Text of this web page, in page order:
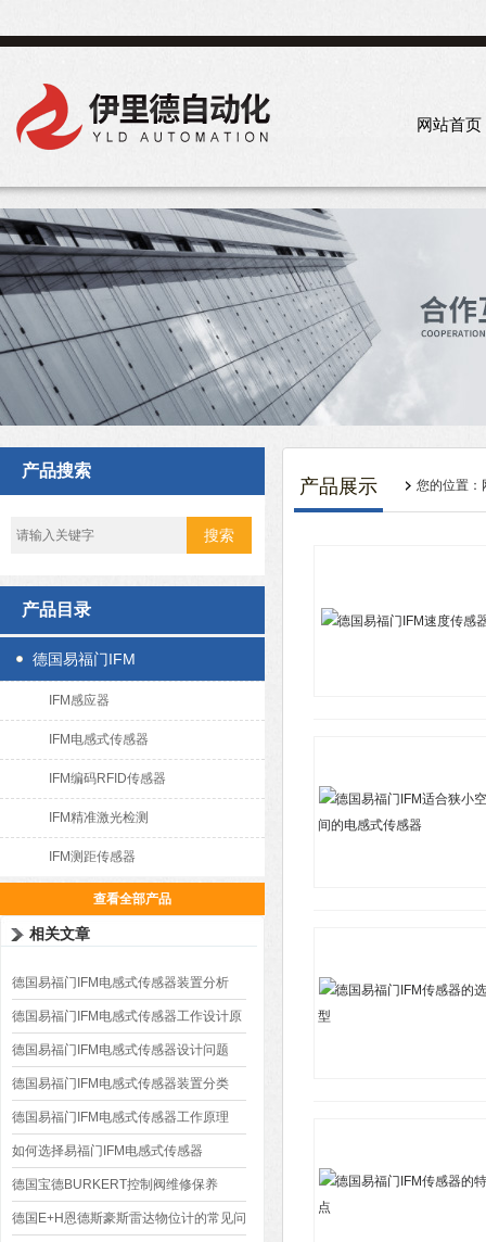
网站首页
产品搜索
产品目录
德国易福门IFM
IFM感应器
IFM电感式传感器
IFM编码RFID传感器
IFM精准激光检测
IFM测距传感器
查看全部产品
相关文章
德国易福门IFM电感式传感器装置分析
德国易福门IFM电感式传感器工作设计原
理
德国易福门IFM电感式传感器设计问题
德国易福门IFM电感式传感器装置分类
德国易福门IFM电感式传感器工作原理
如何选择易福门IFM电感式传感器
德国宝德BURKERT控制阀维修保养
德国E+H恩德斯豪斯雷达物位计的常见问
产品展示 您的位置：